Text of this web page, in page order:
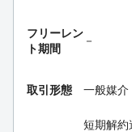
フリーレン
ト期間
－
取引形態 一般媒介
短期解約